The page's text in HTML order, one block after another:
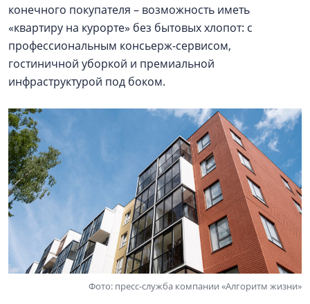
конечного покупателя – возможность иметь
«квартиру на курорте» без бытовых хлопот: с
профессиональным консьерж-сервисом,
гостиничной уборкой и премиальной
инфраструктурой под боком.
Фото: пресс-служба компании «Алгоритм жизни»